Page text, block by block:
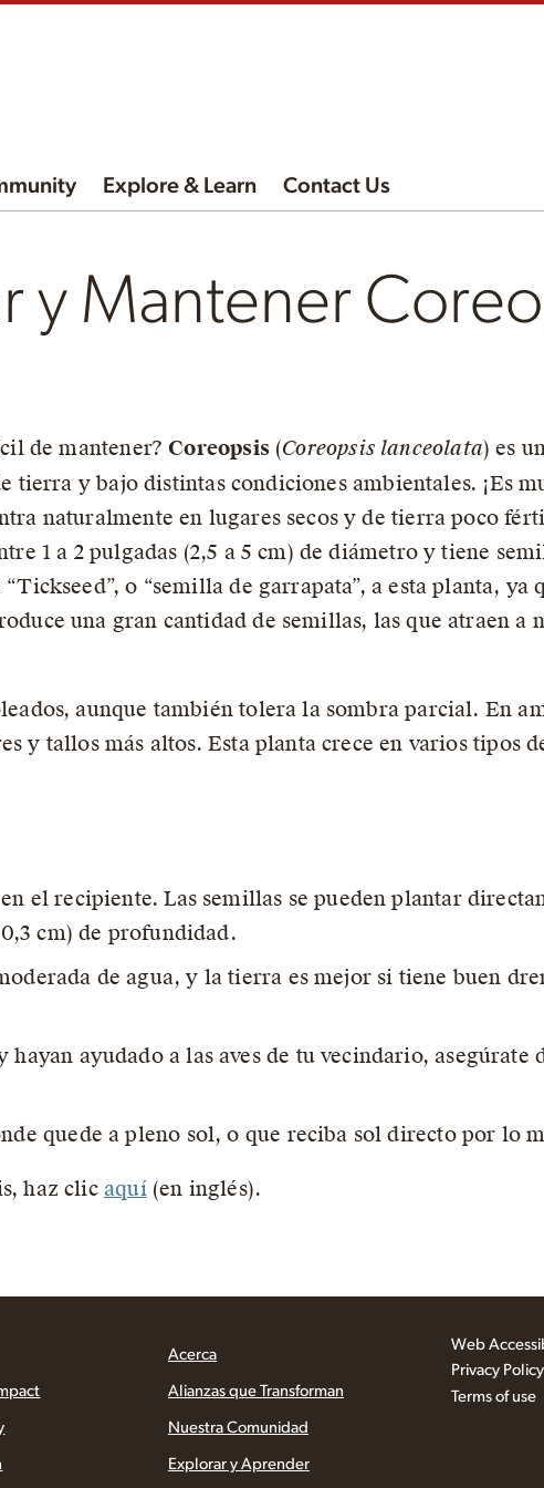
Explore & Learn Contact Us
y Mantener
de mantener?Coreopsis (Coreopsis lanceolata) es
tierra y bajo distintas condiciones ambientales. ¡Es
naturalmente en lugares secos y de tierra poco
1 a 2 pulgadas (2,5 a 5 cm) de diámetro y tiene
o “semilla de garrapata”, a esta planta, ya
una gran cantidad de semillas, las que atraen a
aunque también tolera la sombra parcial. En
y tallos más altos. Esta planta crece en varios tipos
el recipiente. Las semillas se pueden plantar
cm) de profundidad.
de agua, y la tierra es mejor si tiene buen
hayan ayudado a las aves de tu vecindario, asegúrate
quede a pleno sol, o que reciba sol directo por lo
haz clic aquí(en inglés).
Acerca
Alianzas que Transforman
Nuestra Comunidad
Explorar y Aprender
Web
Privacy Policy
Terms of use